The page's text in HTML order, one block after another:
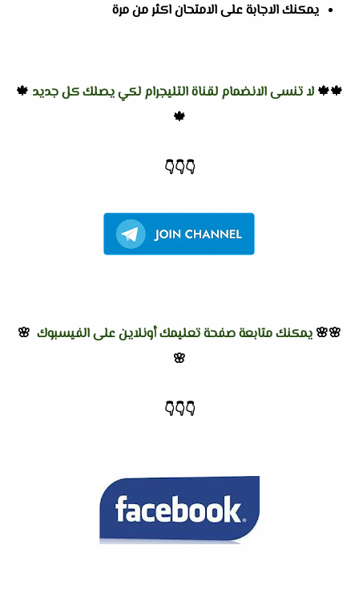
يمكنك الاجابة على الامتحان اكثر من مرة
🍁🍁 لا تنسى الانضمام لقناة التليجرام لكي يصلك كل جديد 🍁
🍁
👇
👇
👇
🌸🌸 يمكنك متابعة صفحة تعليمك أونلاين على الفيسبوك 🌸
🌸
👇
👇
👇